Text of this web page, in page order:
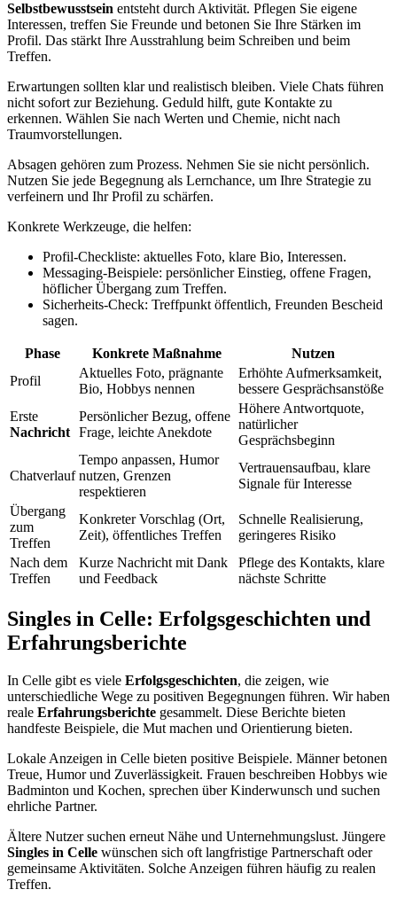
Selbstbewusstsein entsteht durch Aktivität. Pflegen Sie eigene
Interessen, treffen Sie Freunde und betonen Sie Ihre Stärken im
Profil. Das stärkt Ihre Ausstrahlung beim Schreiben und beim
Treffen.
Erwartungen sollten klar und realistisch bleiben. Viele Chats führen
nicht sofort zur Beziehung. Geduld hilft, gute Kontakte zu
erkennen. Wählen Sie nach Werten und Chemie, nicht nach
Traumvorstellungen.
Absagen gehören zum Prozess. Nehmen Sie sie nicht persönlich.
Nutzen Sie jede Begegnung als Lernchance, um Ihre Strategie zu
verfeinern und Ihr Profil zu schärfen.
Konkrete Werkzeuge, die helfen:
Profil-Checkliste: aktuelles Foto, klare Bio, Interessen.
Messaging-Beispiele: persönlicher Einstieg, offene Fragen,
höflicher Übergang zum Treffen.
Sicherheits-Check: Treffpunkt öffentlich, Freunden Bescheid
sagen.
Phase Konkrete Maßnahme
Nutzen
Profil
Aktuelles Foto, prägnante
Bio, Hobbys nennen
Erhöhte Aufmerksamkeit,
bessere Gesprächsanstöße
Erste
Nachricht
Persönlicher Bezug, offene
Frage, leichte Anekdote
Höhere Antwortquote,
natürlicher
Gesprächsbeginn
Chatverlauf
Tempo anpassen, Humor
nutzen, Grenzen
respektieren
Vertrauensaufbau, klare
Signale für Interesse
Übergang
zum
Treffen
Konkreter Vorschlag (Ort,
Zeit), öffentliches Treffen
Schnelle Realisierung,
geringeres Risiko
Nach dem
Treffen
Kurze Nachricht mit Dank
und Feedback
Pflege des Kontakts, klare
nächste Schritte
Singles in Celle: Erfolgsgeschichten und
Erfahrungsberichte
In Celle gibt es viele Erfolgsgeschichten, die zeigen, wie
unterschiedliche Wege zu positiven Begegnungen führen. Wir haben
reale Erfahrungsberichte gesammelt. Diese Berichte bieten
handfeste Beispiele, die Mut machen und Orientierung bieten.
Lokale Anzeigen in Celle bieten positive Beispiele. Männer betonen
Treue, Humor und Zuverlässigkeit. Frauen beschreiben Hobbys wie
Badminton und Kochen, sprechen über Kinderwunsch und suchen
ehrliche Partner.
Ältere Nutzer suchen erneut Nähe und Unternehmungslust. Jüngere
Singles in Celle wünschen sich oft langfristige Partnerschaft oder
gemeinsame Aktivitäten. Solche Anzeigen führen häufig zu realen
Treffen.